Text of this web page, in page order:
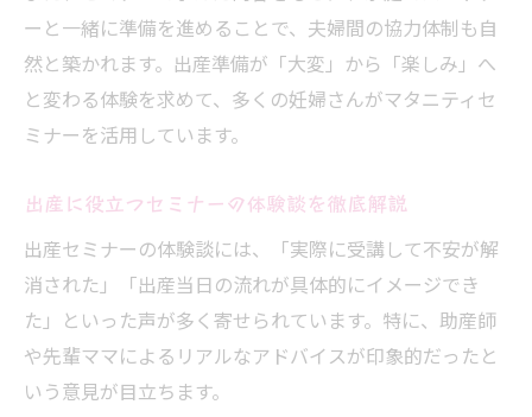
セミナー参加後の不安解消と心構えの作り
方
ーと一緒に準備を進めることで、夫婦間の協力体制も自
然と築かれます。出産準備が「大変」から「楽しみ」へ
と変わる体験を求めて、多くの妊婦さんがマタニティセ
ミナーを活用しています。
出産に役立つセミナーの体験談を徹底解説
出産セミナーの体験談には、「実際に受講して不安が解
消された」「出産当日の流れが具体的にイメージでき
た」といった声が多く寄せられています。特に、助産師
や先輩ママによるリアルなアドバイスが印象的だったと
いう意見が目立ちます。